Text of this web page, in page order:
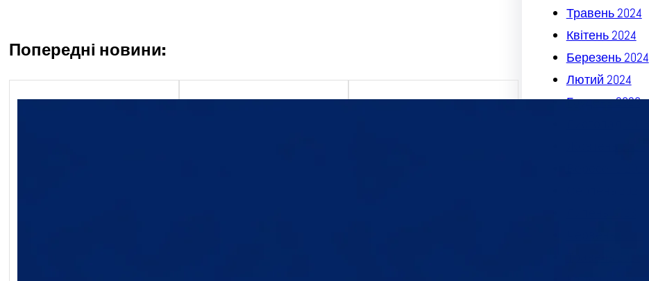
Попередні новини:
Травень 2024
Квітень 2024
Березень 2024
Лютий 2024
Грудень 2023